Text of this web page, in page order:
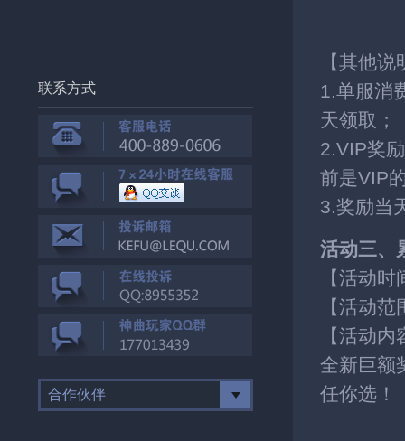
联系方式
合作伙伴
【其他说
1.单服消
天领取；
2.VIP奖
前是VIP
3.奖励当
活动三、
【活动时
【活动
【活动
全新巨额
任你选！